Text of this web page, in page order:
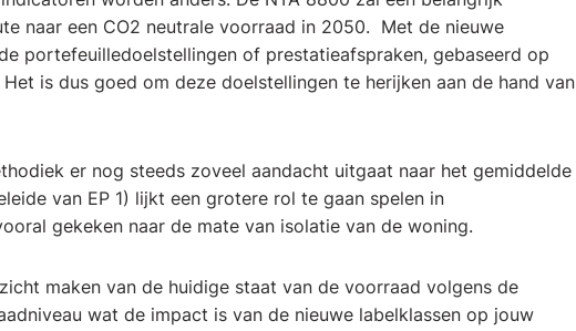
naar een CO2 neutrale voorraad in 2050. Met de nieuwe
portefeuilledoelstellingen of prestatieafspraken, gebaseerd op
is dus goed om deze doelstellingen te herijken aan de hand van
er nog steeds zoveel aandacht uitgaat naar het gemiddelde
van EP 1) lijkt een grotere rol te gaan spelen in
gekeken naar de mate van isolatie van de woning.
maken van de huidige staat van de voorraad volgens de
wat de impact is van de nieuwe labelklassen op jouw